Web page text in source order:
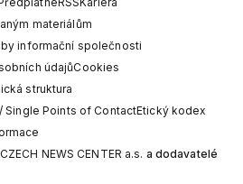
materiálům
informační společnosti
údajůCookies
struktura
Single Points of ContactEtický kodex
CZECH NEWS CENTER a.s. a dodavatelé